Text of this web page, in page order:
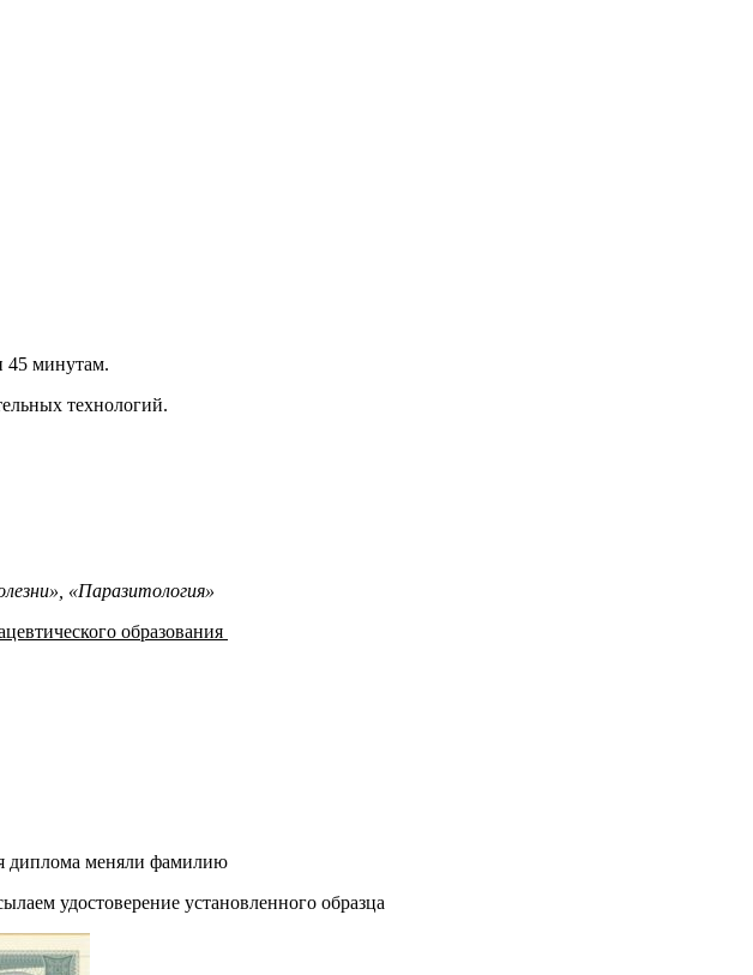
45 минутам.
технологий.
«Паразитология»
образования
диплома меняли фамилию
удостоверение установленного образца